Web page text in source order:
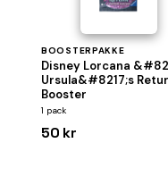
BOOSTERPAKKE
Disney Lorcana
Ursula&#8217;s
Booster
1 pack
50 kr